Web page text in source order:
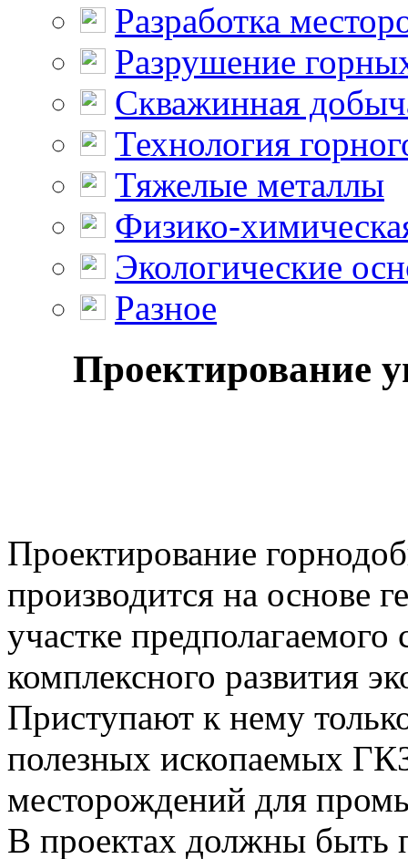
Разработка
Разрушение
Скважинная
Технология
Тяжелые металлы
Физико-
Экологические
Разное
Проектирование
Проектирование
производится на основе
участке предполагаемого
комплексного развития
Приступают к нему
полезных ископаемых
месторождений для
В проектах должны быть